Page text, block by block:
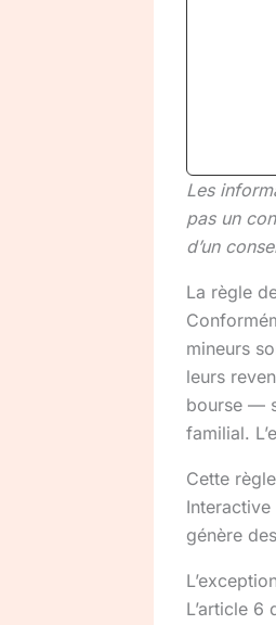
Les
pas un
d’un
La règle
mineurs
leurs
bourse —
familial.
Cette
génère
L’article